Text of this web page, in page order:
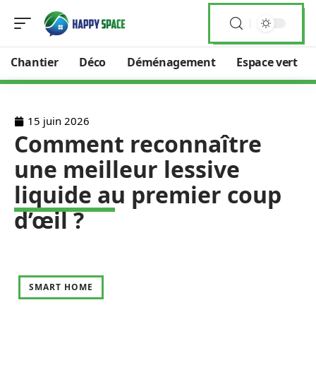
Chantier Déco Déménagement Espace vert
15 juin 2026
Comment reconnaître
une meilleur lessive
liquide au premier coup
d’œil ?
SMART HOME